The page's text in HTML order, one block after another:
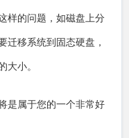
样的问题，如磁盘上分
迁移系统到固态硬盘，
大小。
是属于您的一个非常好